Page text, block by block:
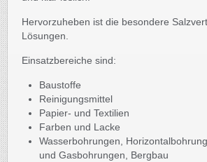
Hervorzuheben ist die besondere
Lösungen.
Einsatzbereiche sind:
Baustoffe
Reinigungsmittel
Papier- und Textilien
Farben und Lacke
Wasserbohrungen,
und Gasbohrungen, Bergbau